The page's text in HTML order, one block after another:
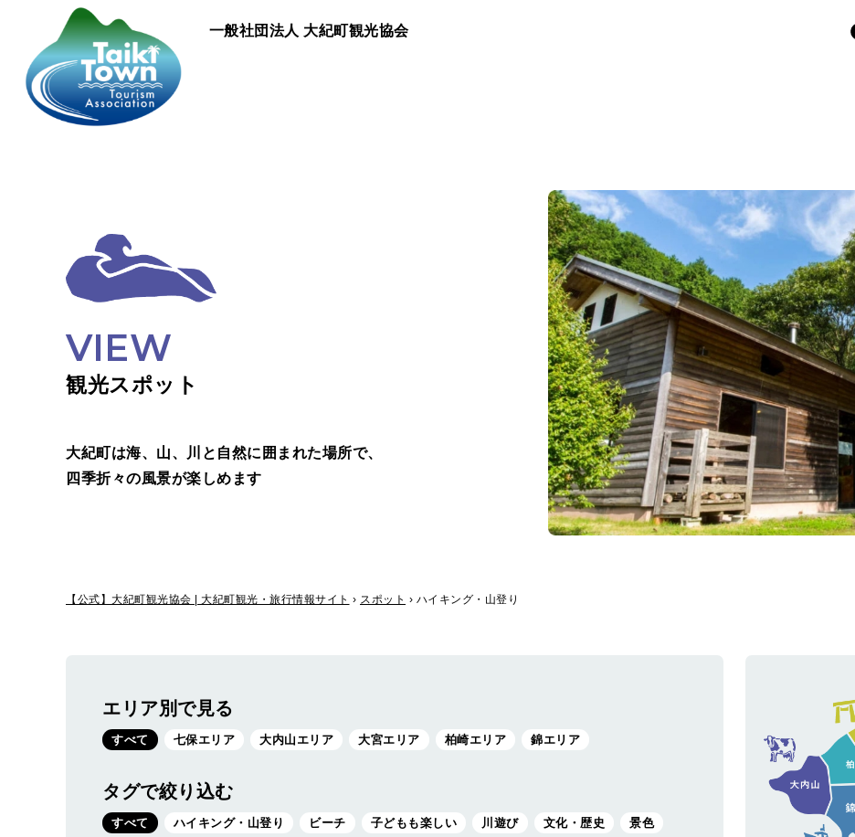
一般社団法人 大紀町観光協会
VIEW
観光スポット
大紀町は海、山、川と自然に囲まれた場所で、
四季折々の風景が楽しめます
【公式】大紀町観光協会 | 大紀町観光・旅行情報サイト › スポット › ハイキング・山登り
エリア別で見る
すべて 七保エリア 大内山エリア 大宮エリア 柏崎エリア 錦エリア
タグで絞り込む
すべて ハイキング・山登り ビーチ 子どもも楽しい 川遊び 文化・歴史
景色